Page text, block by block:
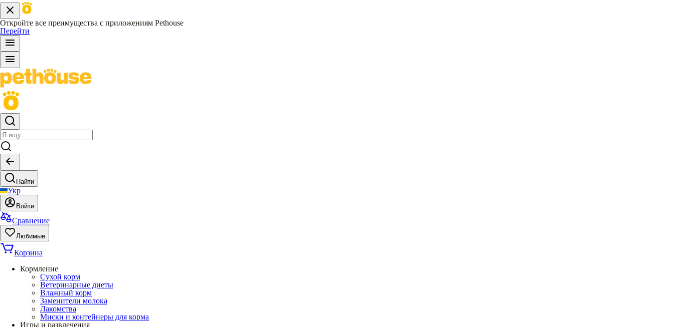
Откройте все преимущества с приложениям Pethouse
Перейти
Найти
Укр
Войти
Сравнение
Любимые
Корзина
Кормление
Сухой корм
Ветеринарные диеты
Влажный корм
Заменители молока
Лакомства
Миски и контейнеры для корма
Игры и развлечения